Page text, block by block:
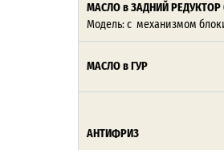
МАСЛО в ЗАДНИЙ РЕДУКТОР
Модель: с механизмом
МАСЛО в ГУР
АНТИФРИЗ